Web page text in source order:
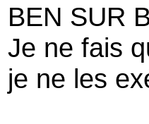
BEN SUR
Je ne fais
je ne les